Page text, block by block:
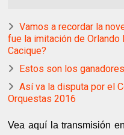
Vamos a recordar la
fue la imitación de
Cacique?
Estos son los
Así va la disputa por el
Orquestas 2016
Vea aquí la transmisión